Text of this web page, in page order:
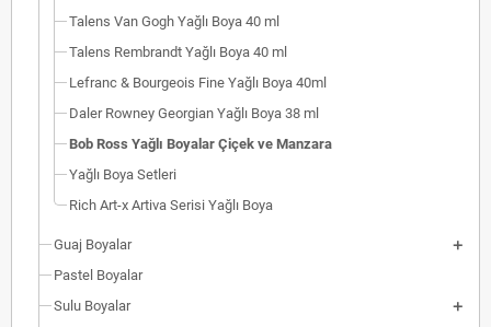
Talens Van Gogh Yağlı Boya 40 ml
Talens Rembrandt Yağlı Boya 40 ml
Lefranc & Bourgeois Fine Yağlı Boya 40ml
Daler Rowney Georgian Yağlı Boya 38 ml
Bob Ross Yağlı Boyalar Çiçek ve Manzara
Yağlı Boya Setleri
Rich Art-x Artiva Serisi Yağlı Boya
Guaj Boyalar
Pastel Boyalar
Sulu Boyalar